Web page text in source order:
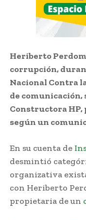
Heriberto
corrupción,
Nacional Contra
de
Constructora HP,
según un
En su cuenta de
desmintió
organizativa
con Heriberto
propietaria de un